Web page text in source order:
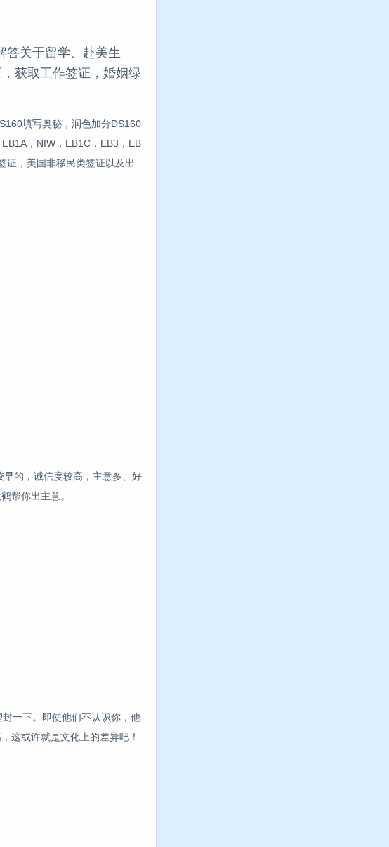
答关于留学、赴美生
获取工作签证，婚姻绿
填写奥秘，润色加分DS160
，NIW，EB1C，EB3，EB
证，美国非移民类签证以及出
的，诚信度较高，主意多、好
帮你出主意。
一下。即使他们不认识你，他
这或许就是文化上的差异吧！